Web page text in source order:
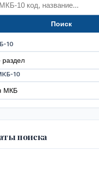
Поиск
10
10
поиска